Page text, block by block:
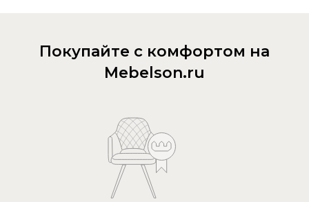
Покупайте с комфортом на
Mebelson.ru